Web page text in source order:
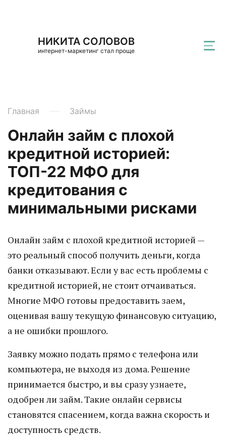
НИКИТА СОЛОВОВ
интернет-маркетинг стал проще
Главная Займы
Онлайн займ с плохой
кредитной историей:
ТОП-22 МФО для
кредитования с
минимальными рисками
Онлайн займ с плохой кредитной историей —
это реальный способ получить деньги, когда
банки отказывают. Если у вас есть проблемы с
кредитной историей, не стоит отчаиваться.
Многие МФО готовы предоставить заем,
оценивая вашу текущую финансовую ситуацию,
а не ошибки прошлого.
Заявку можно подать прямо с телефона или
компьютера, не выходя из дома. Решение
принимается быстро, и вы сразу узнаете,
одобрен ли займ. Такие онлайн сервисы
становятся спасением, когда важна скорость и
доступность средств.